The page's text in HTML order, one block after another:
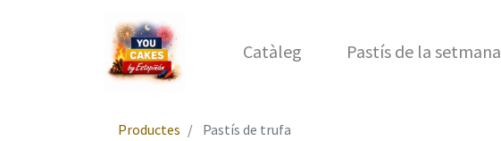
Catàleg Pastís de la setmana
Productes Pastís de trufa